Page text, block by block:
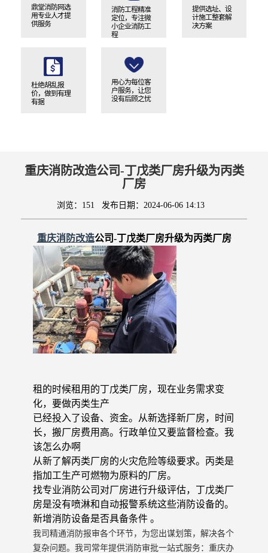
鼎堂消防网选
用专业人才提
供服务
消防工程精准
定位，专注微
小企业消防工
程
提供选址、设
计施工整套解
决方案
杜绝胡乱报
价，做到有理
有据
用心为每位客
户服务，让您
没有后顾之忧
重庆消防改造公司-丁戊类厂房升级为丙类
厂房
浏览：151 发布日期：2024-06-06 14:13
重庆消防改造公司-丁戊类厂房升级为丙类厂房
租的时候租用的丁戊类厂房，现在业务需求变
化，要做丙类生产
已经投入了设备、资金。从新选择新厂房，时间
长，搬厂房费用高。行政单位又要监督检查。我
该怎么办啊
从新了解丙类厂房的火灾危险等级要求。丙类是
指加工生产可燃物为原料的厂房。
找专业消防公司对厂房进行升级评估，丁戊类厂
房是没有喷淋和自动报警系统这些消防设备的。
新增消防设备是否具备条件 。
我司精通消防报审各个环节，为您出谋划策，解决各个
复杂问题。我司常年提供消防审批一站式服务：重庆办